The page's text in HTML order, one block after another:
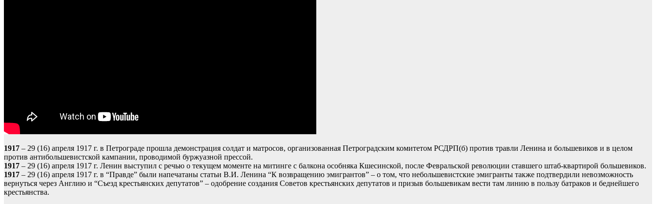
1917 – 29 (16) апреля 1917 г. в Петрограде прошла демонстрация солдат и матросов, организованная Петроградским комитетом РСДРП(б) против травли Ленина и большевиков и в целом
против антибольшевистской кампании, проводимой буржуазной прессой.
1917 – 29 (16) апреля 1917 г. Ленин выступил с речью о текущем моменте на митинге с балкона особняка Кшесинской, после Февральской революции ставшего штаб-квартирой большевиков.
1917 – 29 (16) апреля 1917 г. в “Правде” были напечатаны статьи В.И. Ленина “К возвращению эмигрантов” – о том, что небольшевистские эмигранты также подтвердили невозможность
вернуться через Англию и “Съезд крестьянских депутатов” – одобрение создания Советов крестьянских депутатов и призыв большевикам вести там линию в пользу батраков и беднейшего
крестьянства.